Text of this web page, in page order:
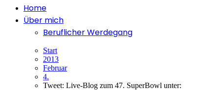
Home
Über mich
Beruflicher Werdegang
Start
2013
Februar
4.
Tweet: Live-Blog zum 47. SuperBowl unter: